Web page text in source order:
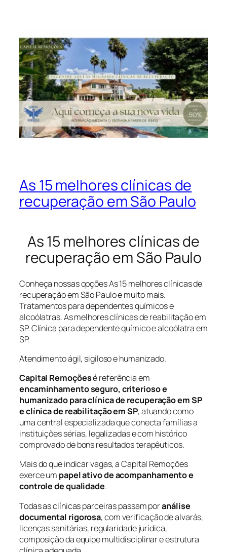
As 15 melhores clínicas de
recuperação em São Paulo
As 15 melhores clínicas de
recuperação em São Paulo
Conheça nossas opções As 15 melhores clínicas de
recuperação em São Paulo e muito mais.
Tratamentos para dependentes químicos e
alcoólatras. As melhores clínicas de reabilitação em
SP. Clínica para dependente químico e alcoólatra em
SP.
Atendimento ágil, sigiloso e humanizado.
Capital Remoçõesé referência em
encaminhamento seguro, criterioso e
humanizado para clínica de recuperação em SP
e clínica de reabilitação em SP, atuando como
uma central especializada que conecta famílias a
instituições sérias, legalizadas e com histórico
comprovado de bons resultados terapêuticos.
Mais do que indicar vagas, a Capital Remoções
exerce um papel ativo de acompanhamento e
controle de qualidade.
Todas as clínicas parceiras passam poranálise
documental rigorosa, com verificação de alvarás,
licenças sanitárias, regularidade jurídica,
composição da equipe multidisciplinar e estrutura